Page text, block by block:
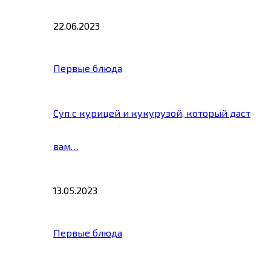
22.06.2023
Первые блюда
Суп с курицей и кукурузой, который даст
вам…
13.05.2023
Первые блюда